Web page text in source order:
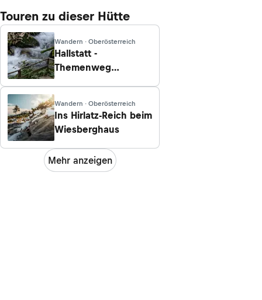
Touren zu dieser Hütte
Wandern · Oberösterreich
Hallstatt -
Themenweg
Wandern · Oberösterreich
Ins Hirlatz-Reich beim
Wiesberghaus
Mehr anzeigen